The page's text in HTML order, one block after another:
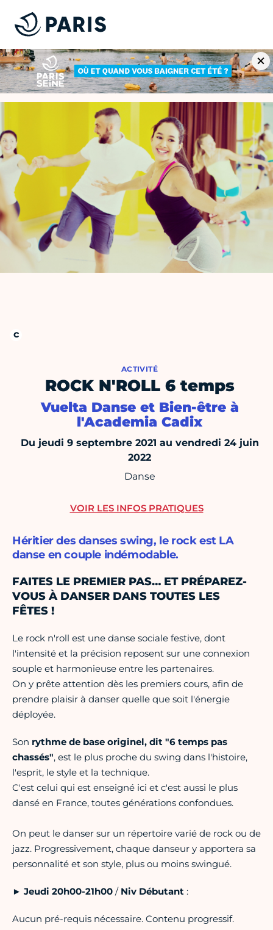
ACTIVITÉ
ROCK N'ROLL 6 temps
Vuelta Danse et Bien-être à
l'Academia Cadix
Du jeudi 9 septembre 2021 au vendredi 24 juin
2022
Danse
Héritier des danses swing, le rock est LA
danse en couple indémodable.
FAITES LE PREMIER PAS… ET PRÉPAREZ-
VOUS À DANSER DANS TOUTES LES
FÊTES !
Le rock n'roll est une danse sociale festive, dont
l'intensité et la précision reposent sur une connexion
souple et harmonieuse entre les partenaires.
On y prête attention dès les premiers cours, afin de
prendre plaisir à danser quelle que soit l'énergie
déployée.
Son rythme de base originel, dit "6 temps pas
chassés", est le plus proche du swing dans l'histoire,
l'esprit, le style et la technique.
C'est celui qui est enseigné ici et c'est aussi le plus
dansé en France, toutes générations confondues.
On peut le danser sur un répertoire varié de rock ou de
jazz. Progressivement, chaque danseur y apportera sa
personnalité et son style, plus ou moins swingué.
► Jeudi 20h00-21h00 / Niv Débutant :
Aucun pré-requis nécessaire. Contenu progressif.
VOIR LES INFOS PRATIQUES